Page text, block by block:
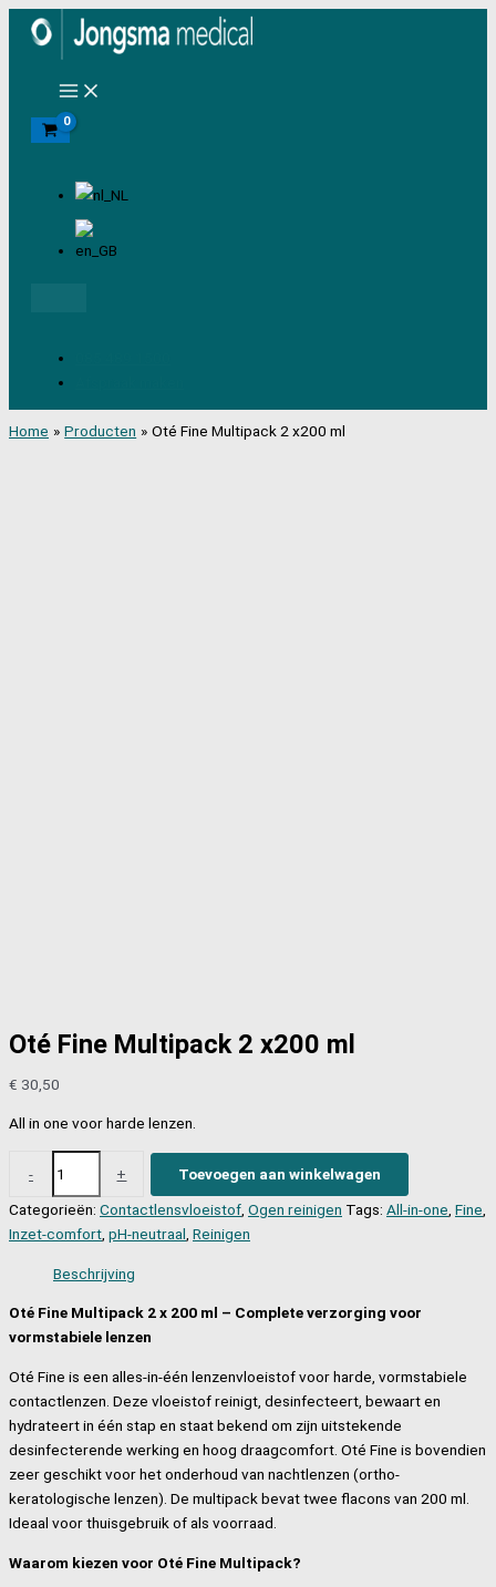
naar
Home Producten Oté Fine Multipack 2 x200 ml
Oté Fine Multipack 2 x200 ml
€ 30,50
All in one voor harde lenzen.
-
Fine
Multipack
2
aantal
+
Toevoegen aan winkelwagen
Categorieën: Contactlensvloeistof Ogen reinigen Tags: All-in-one Fine
Inzet-comfort pH-neutraal Reinigen
Beschrijving
Oté Fine Multipack 2 x 200 ml – Complete verzorging voor
vormstabiele lenzen
Oté Fine is een alles-in-één lenzenvloeistof voor harde, vormstabiele
contactlenzen. Deze vloeistof reinigt, desinfecteert, bewaart en
hydrateert in één stap en staat bekend om zijn uitstekende
desinfecterende werking en hoog draagcomfort. Oté Fine is bovendien
zeer geschikt voor het onderhoud van nachtlenzen (ortho-
keratologische lenzen). De multipack bevat twee flacons van 200 ml.
Ideaal voor thuisgebruik of als voorraad.
Waarom kiezen voor Oté Fine Multipack?